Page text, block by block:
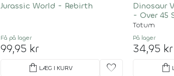
Jurassic World - Rebirth
Få på lager
99,95 kr
shopping_bag LÆG I KURV favorite
Dinosaur
- Over 45
Totum
På lager
34,95 kr
shopping_bag